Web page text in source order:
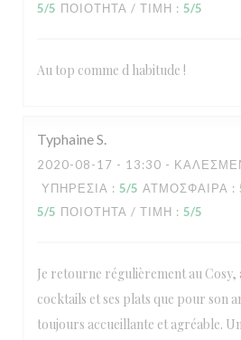
5/5 ΠΟΙΌΤΗΤΑ / ΤΙΜΉ : 5/5
Au top comme d habitude !
TyphaineS
2020-08-17 - 13:30 -
ΥΠΗΡΕΣΊΑ : 5/5 ΑΤΜΌΣΦΑΙΡΑ :
5/5 ΠΟΙΌΤΗΤΑ / ΤΙΜΉ : 5/5
Je retourne régulièrement au Cosy,
cocktails et ses plats que pour son
toujours accueillante et agréable.